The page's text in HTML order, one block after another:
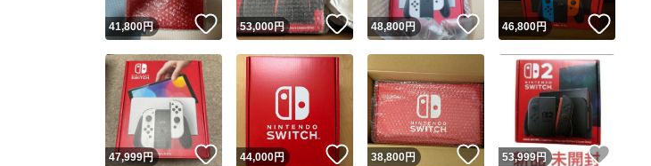
取引実績
取引実績◯+ このユーザーはYahoo!フリマ
他フリマ実績◯+ このユーザーは他フリマサー
商品画像の無断転載は禁止されています
1商品につき1回です
出品ページへ
41,800円 いいね！
53,000円 いいね！
48,800円 いいね！
46,800円
47,999円 いいね！
44,000円 いいね！
38,800円 いいね！
53,999円